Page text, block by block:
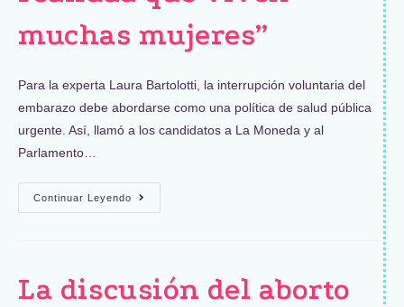
muchas mujeres”
Para la experta Laura Bartolotti, la interrupción voluntaria del
embarazo debe abordarse como una política de salud pública
urgente. Así, llamó a los candidatos a La Moneda y al
Parlamento…
Continuar Leyendo
La discusión del aborto